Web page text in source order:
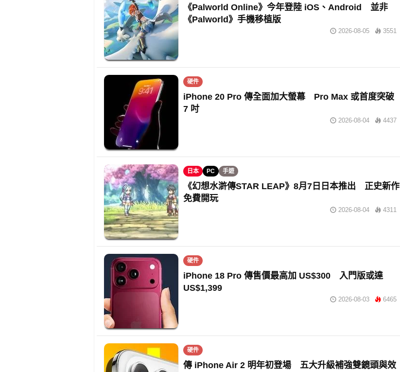
《Palworld Online》今年登陸 iOS、Android 並非
《Palworld》手機移植版
2026-08-05 3551
硬件
iPhone 20 Pro 傳全面加大螢幕 Pro Max 或首度突破
7 吋
2026-08-04 4437
日本 PC 手遊
《幻想水滸傳STAR LEAP》8月7日日本推出 正史新作
免費開玩
2026-08-04 4311
硬件
iPhone 18 Pro 傳售價最高加 US$300 入門版或達
US$1,399
2026-08-03 6465
硬件
傳 iPhone Air 2 明年初登場 五大升級補強雙鏡頭與效